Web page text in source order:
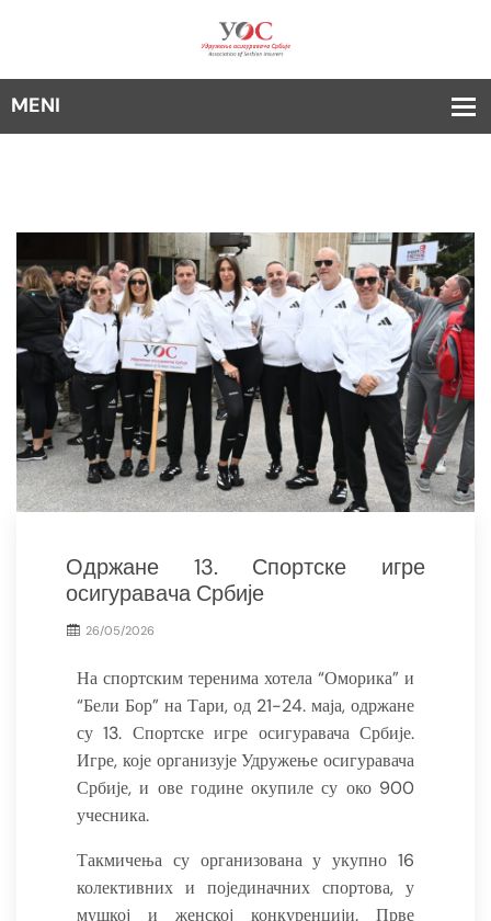
Одржане 13. Спортске игре
осигуравача Србије
26/05/2026
На спортским теренима хотела “Оморика” и
“Бели Бор” на Тари, од 21-24. маја, одржане
су 13. Спортске игре осигуравача Србије.
Игре, које организује Удружење осигуравача
Србије, и ове године окупиле су око 900
учесника.
Такмичења су организована у укупно 16
колективних и појединачних спортова, у
мушкој и женској конкуренцији. Прве